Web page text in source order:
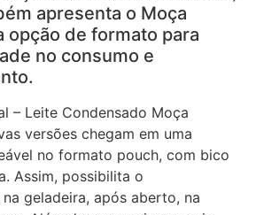
apresenta o Moça
opção de formato para
no consumo e
– Leite Condensado Moça
versões chegam em uma
no formato pouch, com bico
Assim, possibilita o
geladeira, após aberto, na